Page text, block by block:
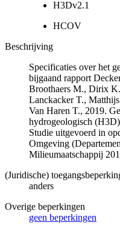
H3Dv2.1
HCOV
Beschrijving
Specificaties over het
bijgaand rapport
Broothaers M., Dirix
Lanckacker T.,
Van Haren T., 2019.
hydrogeologisch
Studie uitgevoerd in
Omgeving
Milieumaatschappij
(Juridische)
anders
Overige beperkingen
geen beperkingen